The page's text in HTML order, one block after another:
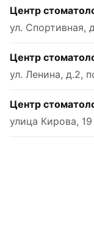
Центр
ул. Спортивная,
Центр
ул. Ленина, д.2,
Центр
улица Кирова, 19